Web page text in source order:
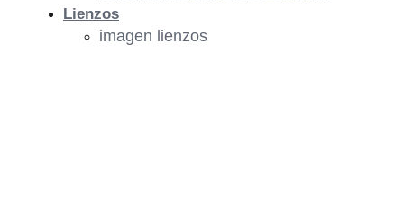
Lienzos
imagen lienzos